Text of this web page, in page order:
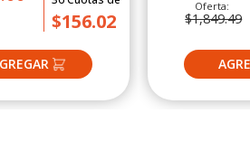
$156.02
Oferta:
$1,849.49